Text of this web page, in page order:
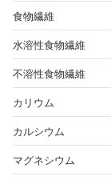
食物繊維
水溶性食物繊維
不溶性食物繊維
カリウム
カルシウム
マグネシウム